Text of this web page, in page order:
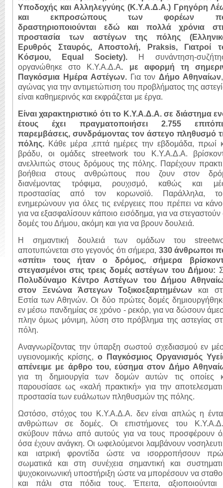
Υποδοχής και Αλληλεγγύης (Κ.Υ.Α.Δ.Α.) Γρηγόρη
και εκπροσώπους των φορέων
δραστηριοποιούνται εδώ και πολλά χρόνια
προστασία των αστέγων της πόλης
Ερυθρός Σταυρός, Αποστολή, Praksis, Γιατροί
Κόσμου, Equal Society). Η συνάντηση-
οργανώθηκε στο Κ.Υ.Α.Δ.Α. με αφορμή τη
Παγκόσμια Ημέρα Αστέγων. Για τονΔήμο Αθηναίων
αγώνας για την αντιμετώπιση του προβλήματος της
είναι καθημερινός και εκφράζεται με έργα.
Είναι χαρακτηριστικό ότι το Κ.Υ.Α.Δ.Α. σε διάστημα
έτους έχει πραγματοποιήσει 2.755
παρεμβάσεις, συνδράμοντας τον άστεγο πληθυσμό
πόλης. Κάθε μέρα ,επτά ημέρες την εβδομάδα, πρωί
βράδυ, οι ομάδες streetwork του Κ.Υ.Α.Δ.Α.
ανελλιπώς στους δρόμους της πόλης. Παρέχουν
βοήθεια στους ανθρώπους που ζουν στον
διανέμοντας τρόφιμα, ρουχισμό, καθώς και
προστασίας από τον κορωνοϊό. Παράλληλα,
ενημερώνουν για όλες τις ενέργειες που πρέπει να
για να εξασφαλίσουν κάποιο εισόδημα, για να στεγαστούν
δομές του Δήμου, ακόμη και για να βρουν δουλειά.
Η σημαντική δουλειά των ομάδων του
αποτυπώνεται στο γεγονός ότι σήμερα, 330 άνθρωποι
«σπίτι» τους ήταν ο δρόμος, σήμερα
στεγασμένοι στις τρεις δομές αστέγων του Δήμου:
Πολυδύναμο Κέντρο Αστέγων του Δήμου
στον Ξενώνα Άστεγων Τοξικοεξαρτημένων και
Εστία των Αθηνών. Οι δύο πρώτες δομές
εν μέσω πανδημίας σε χρόνο - ρεκόρ, για να δώσουν
πλην όμως μόνιμη, λύση στο πρόβλημα της αστεγίας
πόλη.
Αναγνωρίζοντας την ύπαρξη σωστού σχεδιασμού εν
υγειονομικής κρίσης, ο Παγκόσμιος Οργανισμός
απένειμε με άρθρο του, εύσημα στον Δήμο
για τη δημιουργία των δομών αυτών τις οποίες
παρουσίασε ως «καλή πρακτική» για την
προστασία των ευάλωτων πληθυσμών της πόλης.
Ωστόσο, στόχος του Κ.Υ.Α.Δ.Α. δεν είναι απλώς η
ανθρώπων σε δομές. Οι επιστήμονες του
σκύβουν πάνω από αυτούς για να τους προσφέρουν
όσα έχουν ανάγκη. Οι ωφελούμενοι λαμβάνουν
και ιατρική φροντίδα ώστε να ισορροπήσουν
σωματικά και στη συνέχεια σημαντική και
ψυχοκοινωνική υποστήριξη ώστε να μπορέσουν να
και πάλι στα πόδια τους. Έπειτα, αξιοποιούνται